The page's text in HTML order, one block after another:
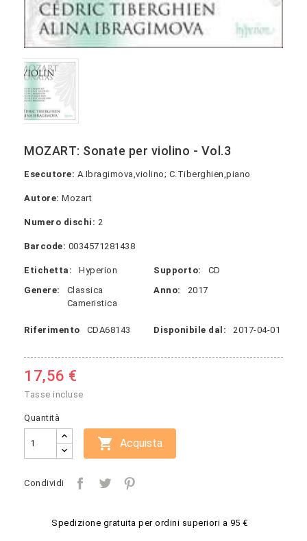
MOZART: Sonate per violino - Vol.3
Esecutore: A.Ibragimova,violino; C.Tiberghien,piano
Autore: Mozart
Numero dischi: 2
Barcode: 0034571281438
Etichetta: Hyperion Supporto:
CD
Genere:
Classica
Cameristica
Anno: 2017
Riferimento CDA68143 Disponibile dal: 2017-04-01
17,56 €
Tasse incluse
Quantità
 Acquista
Condividi
Spedizione gratuita per ordini superiori a 95 €